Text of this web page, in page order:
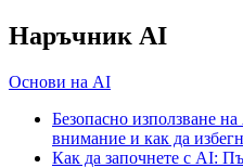
Наръчник AI
Основи на AI
Безопасно използване
внимание и как да
Как да започнете с AI: